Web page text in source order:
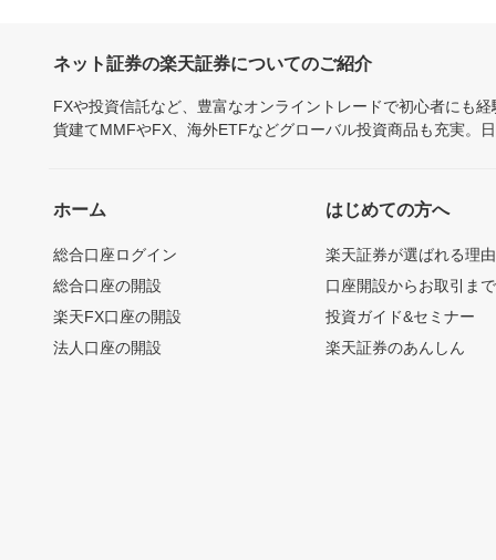
ネット証券の楽天証券についてのご紹介
FXや投資信託など、豊富なオンライントレードで初心者にも
貨建てMMFやFX、海外ETFなどグローバル投資商品も充実。
ホーム
総合口座ログイン
総合口座の開設
楽天FX口座の開設
法人口座の開設
はじめての方へ
楽天証券が選ばれる理由
口座開設からお取引ま
投資ガイド&セミナー
楽天証券のあんしん